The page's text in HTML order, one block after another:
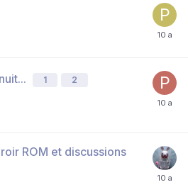
1 2
ROM et discussions